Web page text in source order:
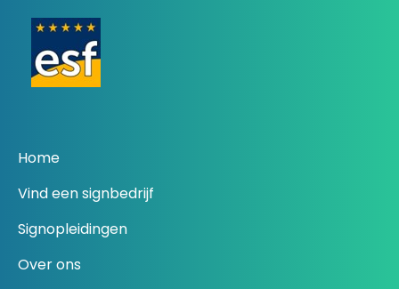
Home
Vind een signbedrijf
Signopleidingen
Over ons